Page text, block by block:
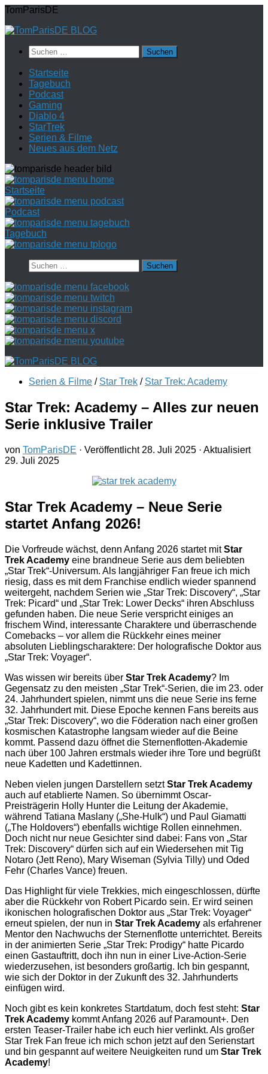
Zum
springen
TomParisDE
Suchen
nach:
Startseite
Tagebuch
Podcast
Gaming
Diablo 4
StarTrek
Serien & Filme
Neues aus dem Netz
Startseite
Podcast
Tagebuch
Suchen
nach:
Serien & Filme / Star Trek / Star Trek: Academy
Star Trek: Academy – Alles zur neuen
Serie inklusive Trailer
von TomParisDE · Veröffentlicht 28. Juli 2025 · Aktualisiert
29. Juli 2025
Star Trek Academy – Neue Serie
startet Anfang 2026!
Die Vorfreude wächst, denn Anfang 2026 startet mitStar
Trek Academy eine brandneue Serie aus dem beliebten
„Star Trek“-Universum. Als langjähriger Fan freue ich mich
riesig, dass es mit dem Franchise endlich wieder spannend
weitergeht, nachdem Serien wie „Star Trek: Discovery“, „Star
Trek: Picard“ und „Star Trek: Lower Decks“ ihren Abschluss
gefunden haben. Die neue Serie verspricht einiges an
frischem Wind, interessante Charaktere und überraschende
Comebacks – vor allem die Rückkehr eines meiner
absoluten Lieblingscharaktere: Der holografische Doktor aus
„Star Trek: Voyager“.
Was wissen wir bereits über Star Trek Academy? Im
Gegensatz zu den meisten „Star Trek“-Serien, die im 23. oder
24. Jahrhundert spielen, nimmt uns die neue Serie ins ferne
32. Jahrhundert mit. Diese Epoche kennen Fans bereits aus
„Star Trek: Discovery“, wo die Föderation nach einer großen
kosmischen Katastrophe langsam wieder auf die Beine
kommt. Passend dazu öffnet die Sternenflotten-Akademie
nach über 100 Jahren erstmals wieder ihre Tore und begrüßt
neue Kadetten und Kadettinnen.
Neben vielen jungen Darstellern setztStar Trek Academy
auch auf etablierte Namen. So übernimmt Oscar-
Preisträgerin Holly Hunter die Leitung der Akademie,
während Tatiana Maslany („She-Hulk“) und Paul Giamatti
(„The Holdovers“) ebenfalls wichtige Rollen einnehmen.
Doch nicht nur neue Gesichter sind dabei: Fans von „Star
Trek: Discovery“ dürfen sich auf ein Wiedersehen mit Tig
Notaro (Jett Reno), Mary Wiseman (Sylvia Tilly) und Oded
Fehr (Charles Vance) freuen.
Das Highlight für viele Trekkies, mich eingeschlossen, dürfte
aber die Rückkehr von Robert Picardo sein. Er wird seinen
ikonischen holografischen Doktor aus „Star Trek: Voyager“
erneut spielen, der nun in Star Trek Academy als erfahrener
Mentor den Nachwuchs der Sternenflotte unterrichtet. Bereits
in der animierten Serie „Star Trek: Prodigy“ hatte Picardo
einen Gastauftritt, doch ihn nun in einer Live-Action-Serie
wiederzusehen, ist besonders großartig. Ich bin gespannt,
wie sich der Doktor in der Zukunft des 32. Jahrhunderts
einfügen wird.
Noch gibt es kein konkretes Startdatum, doch fest steht: Star
Trek Academy kommt Anfang 2026 auf Paramount+. Den
ersten Teaser-Trailer habe ich euch hier verlinkt. Als großer
Star Trek Fan freue ich mich schon jetzt auf den Serienstart
und bin gespannt auf weitere Neuigkeiten rund um Star Trek
Academy!